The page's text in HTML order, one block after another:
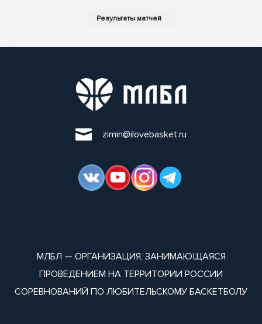
zimin@ilovebasket.ru
МЛБЛ — ОРГАНИЗАЦИЯ, ЗАНИМАЮЩАЯСЯ
ПРОВЕДЕНИЕМ НА ТЕРРИТОРИИ РОССИИ
СОРЕВНОВАНИЙ ПО ЛЮБИТЕЛЬСКОМУ БАСКЕТБОЛУ